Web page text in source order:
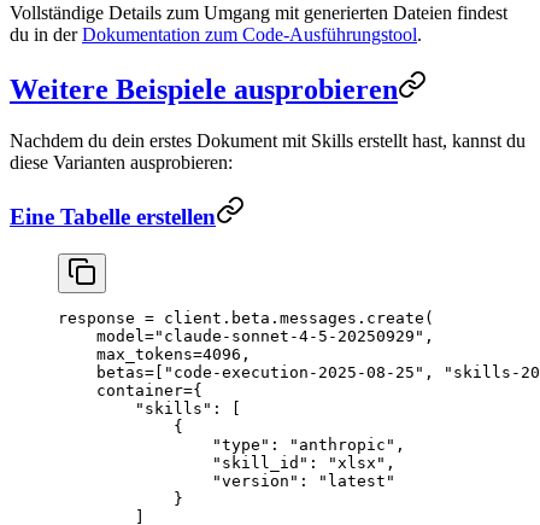
Vollständige Details zum Umgang mit generierten Dateien findest
du in derDokumentation zum Code-Ausführungstool.
Weitere Beispiele ausprobieren
Nachdem du dein erstes Dokument mit Skills erstellt hast, kannst du
diese Varianten ausprobieren:
Eine Tabelle erstellen
response = client.beta.messages.create(
    model
="claude-sonnet-4-5-20250929" ,
    max_tokens
=4096 ,
    betas
= "code-execution-2025-08-25" ,
"skills-
    container
={
        "skills"
: [
            {
                "type"
: "anthropic" ,
                "skill_id"
: "xlsx" ,
                "version"
:
"latest"
            }